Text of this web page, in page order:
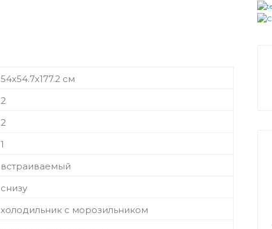
54x54.7x177.2 см
2
2
1
встраиваемый
снизу
холодильник с морозильником